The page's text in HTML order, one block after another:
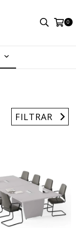
0
FILTRAR